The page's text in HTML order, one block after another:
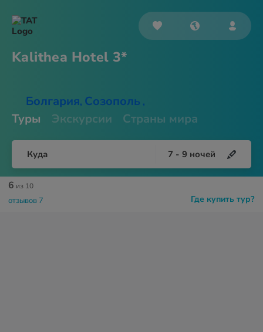
Kalithea Hotel 3*
Болгария, Созополь ,
Туры Экскурсии Страны мира
Куда 7 - 9 ночей
Где купить тур?
6 из 10
отзывов 7